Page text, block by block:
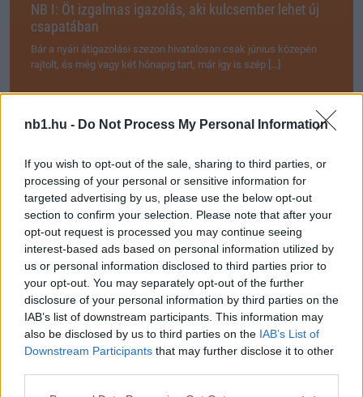
nb1.hu - Do Not Process My Personal Information
If you wish to opt-out of the sale, sharing to third parties, or
processing of your personal or sensitive information for
targeted advertising by us, please use the below opt-out
section to confirm your selection. Please note that after your
opt-out request is processed you may continue seeing
interest-based ads based on personal information utilized by
us or personal information disclosed to third parties prior to
your opt-out. You may separately opt-out of the further
disclosure of your personal information by third parties on the
IAB’s list of downstream participants. This information may
also be disclosed by us to third parties on the IAB’s List of
Downstream Participants that may further disclose it to other
NB I: Öt izgalmas igazolás, aki kulcsember lehet új
csapatában
Bár a nyári átigazolási szezon hivatalosan csak június közepén
rajtolt, és még vagy két hónapig tart, már így is szép […]
Megosztás:
KAPCSOLÓDÓ HÍREK
Hírek